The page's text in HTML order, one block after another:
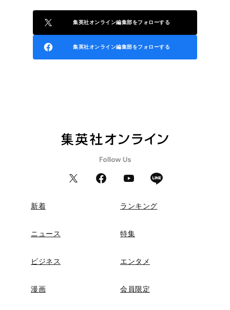
集英社オンライン編集部をフォローする
集英社オンライン編集部をフォローする
新着 ランキング
ニュース 特集
ビジネス エンタメ
漫画 会員限定